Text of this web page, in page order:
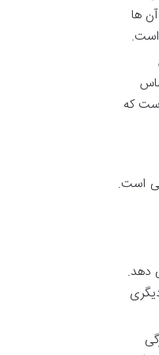
ها
است.
که
است.
دهد.